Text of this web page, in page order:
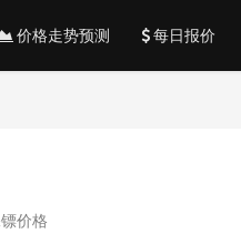
价格走势预测 每日报价
价格